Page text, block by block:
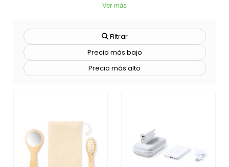
proporcionar una experiencia de aventura completa, desde brújulas
un valor inmenso a tu marca, creando una conexión emocional con
tus clientes cada vez que se embarcan en una nueva aventura. los
productos dentro de esta categoría son perfectos para empresas
orientadas al aire libre, deportes extremos o turismo de aventura.
además, ofrecemos diversas técnicas de personalización para que
Ver más
Filtrar
Precio más bajo
Precio más alto